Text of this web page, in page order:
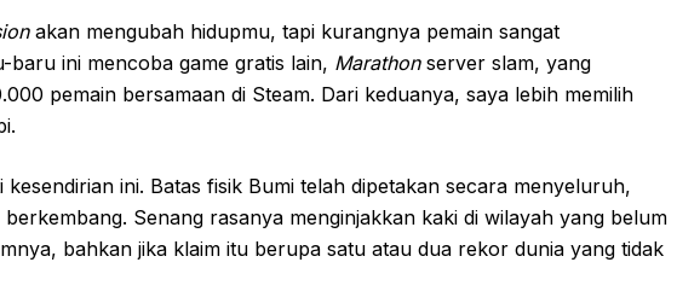
akan mengubah hidupmu, tapi kurangnya pemain sangat
baru ini mencoba game gratis lain, Marathonserver slam, yang
pemain bersamaan di Steam. Dari keduanya, saya lebih memilih
kesendirian ini. Batas fisik Bumi telah dipetakan secara menyeluruh,
Senang rasanya menginjakkan kaki di wilayah yang belum
bahkan jika klaim itu berupa satu atau dua rekor dunia yang tidak